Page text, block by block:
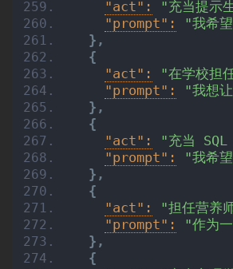
专
题
教
程
其
它
登录
"act":
"充当提示
"prompt":
"我希
} ,
{
"act":
"在学校担
"prompt":
"我想
} ,
{
"act":
"充当
"prompt":
"我希
} ,
{
"act":
"担任营养
"prompt":
"作为
} ,
{